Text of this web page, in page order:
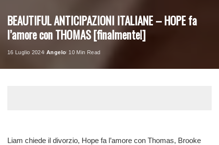
BEAUTIFUL ANTICIPAZIONI ITALIANE – HOPE fa
l’amore con THOMAS [finalmente!]
16 Luglio 2024
Posted
Angelo 10 Min Read
Liam chiede il divorzio, Hope fa l’amore con Thomas, Brooke